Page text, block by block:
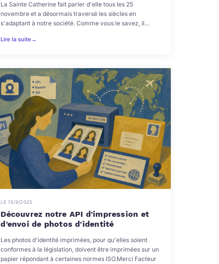
La Sainte Catherine fait parler d'elle tous les 25
novembre et a désormais traversé les siècles en
s'adaptant à notre société. Comme vous le savez, il…
Lire la suite →
LE 15/9/2025
Découvrez notre API d'impression et
d'envoi de photos d'identité
Les photos d'identité imprimées, pour qu'elles soient
conformes à la législation, doivent être imprimées sur un
papier répondant à certaines normes ISO.Merci Facteur